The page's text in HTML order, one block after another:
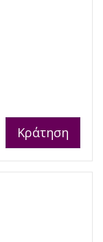
Κράτηση